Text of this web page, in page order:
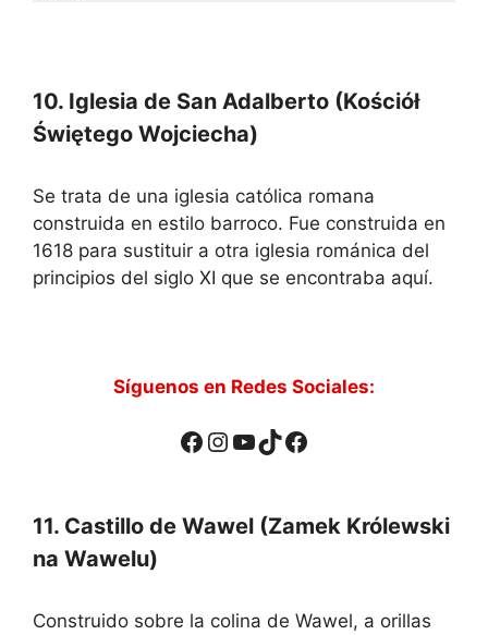
10. Iglesia de San Adalberto (Kościół
Świętego Wojciecha)
Se trata de una iglesia católica romana
construida en estilo barroco. Fue construida en
1618 para sustituir a otra iglesia románica del
principios del siglo XI que se encontraba aquí.
Síguenos en Redes Sociales:
Facebook
Instagram
YouTube
TikTok
Facebook
11. Castillo de Wawel (Zamek Królewski
na Wawelu)
Construido sobre la colina de Wawel, a orillas